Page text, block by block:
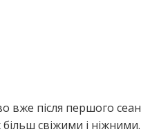
вже після першого
свіжими і